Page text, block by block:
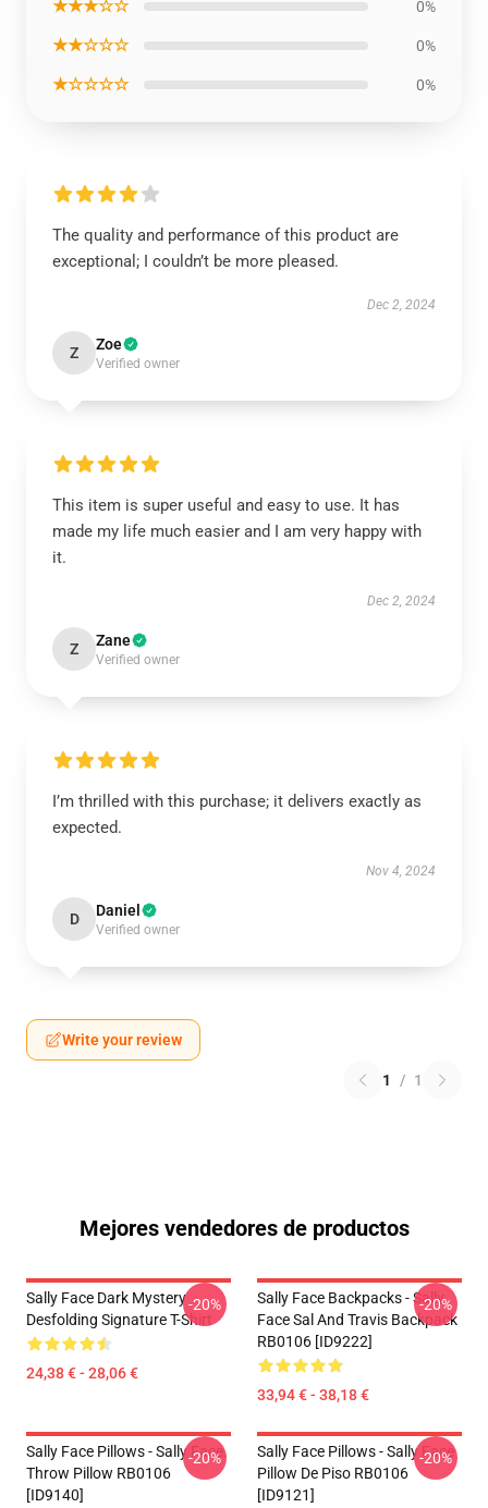
★★★☆☆ 0%
★★☆☆☆ 0%
★☆☆☆☆ 0%
The quality and performance of this product are
exceptional; I couldn’t be more pleased.
Dec 2, 2024
Z Zoe
Verified owner
This item is super useful and easy to use. It has
made my life much easier and I am very happy with
it.
Dec 2, 2024
Z Zane
Verified owner
I’m thrilled with this purchase; it delivers exactly as
expected.
Nov 4, 2024
D Daniel
Verified owner
Write your review
1 / 1
Mejores vendedores de productos
Sally Face Dark Mystery
Desfolding Signature T-Shirt
24,38 € - 28,06 €
-20%
Sally Face Backpacks - Sally
Face Sal And Travis Backpack
RB0106 [ID9222]
33,94 € - 38,18 €
-20%
Sally Face Pillows - Sally Face.
Throw Pillow RB0106
[ID9140]
-20%
Sally Face Pillows - Sally Face
Pillow De Piso RB0106
[ID9121]
-20%